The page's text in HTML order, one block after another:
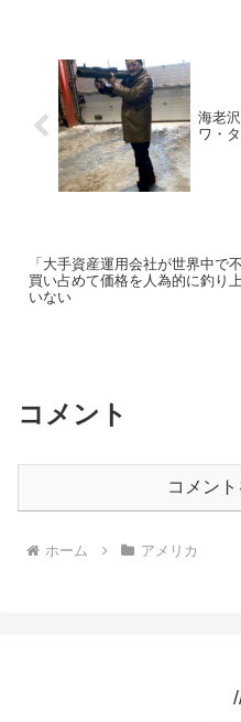
海老
ワ・
「大手資産運用会社が世界中で
買い占めて価格を人為的に釣り
いない
コメント
コメン
ホーム アメリカ